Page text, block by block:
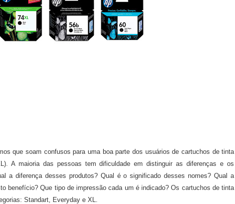
que soam confusos para uma boa parte dos usuários de cartuchos de tinta
A maioria das pessoas tem dificuldade em distinguir as diferenças e os
a diferença desses produtos? Qual é o significado desses nomes? Qual a
benefício? Que tipo de impressão cada um é indicado? Os cartuchos de tinta
Standart, Everyday e XL.